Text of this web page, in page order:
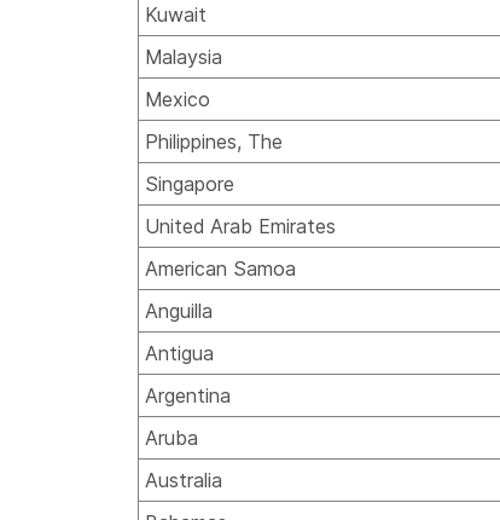
Kuwait
Malaysia
Mexico
Philippines, The
Singapore
United Arab Emirates
American Samoa
Anguilla
Antigua
Argentina
Aruba
Australia